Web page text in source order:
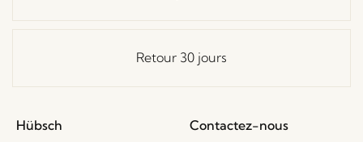
Retour 30 jours
Hübsch
Contactez-nous